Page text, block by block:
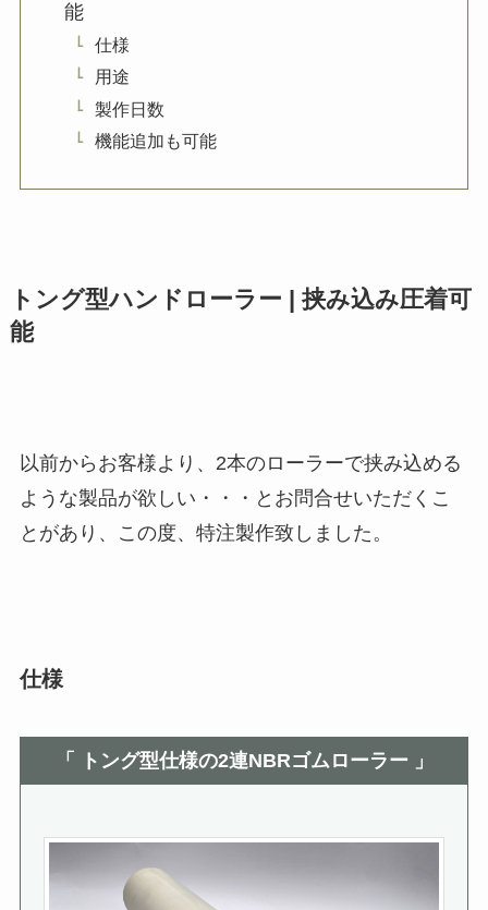
能
仕様
用途
製作日数
機能追加も可能
トング型ハンドローラー | 挟み込み圧着可
能
以前からお客様より、2本のローラーで挟み込める
ような製品が欲しい・・・とお問合せいただくこ
とがあり、この度、特注製作致しました。
仕様
「 トング型仕様の2連NBRゴムローラー 」